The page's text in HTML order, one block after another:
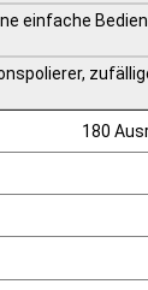
180